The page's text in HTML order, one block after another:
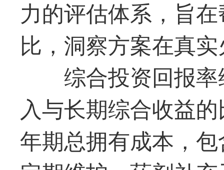
力的评估体系，旨
比，洞察方案在真
综合投资回报
入与长期综合收益
年期总拥有成本，